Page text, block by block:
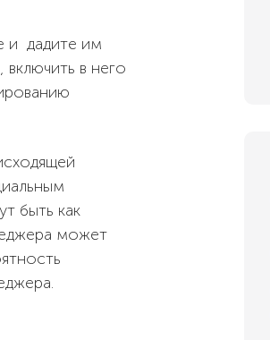
и дадите им
в него
быть как
может